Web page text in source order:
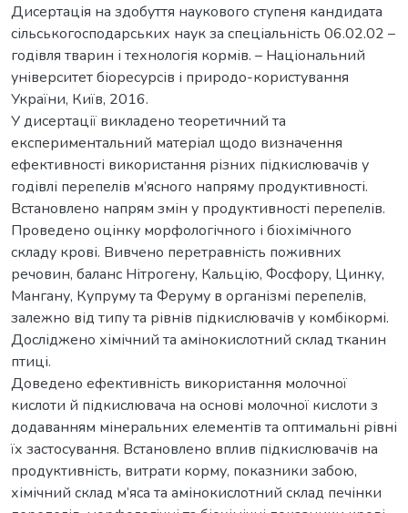
Дисертація на здобуття наукового ступеня кандидата
сільськогосподарських наук за спеціальність 06.02.02 –
годівля тварин і технологія кормів. – Національний
університет біоресурсів і природо-користування
України, Київ, 2016.
У дисертації викладено теоретичний та
експериментальний матеріал щодо визначення
ефективності використання різних підкислювачів у
годівлі перепелів м’ясного напряму продуктивності.
Встановлено напрям змін у продуктивності перепелів.
Проведено оцінку морфологічного і біохімічного
складу крові. Вивчено перетравність поживних
речовин, баланс Нітрогену, Кальцію, Фосфору, Цинку,
Мангану, Купруму та Феруму в організмі перепелів,
залежно від типу та рівнів підкислювачів у комбікормі.
Досліджено хімічний та амінокислотний склад тканин
птиці.
Доведено ефективність використання молочної
кислоти й підкислювача на основі молочної кислоти з
додаванням мінеральних елементів та оптимальні рівні
їх застосування. Встановлено вплив підкислювачів на
продуктивність, витрати корму, показники забою,
хімічний склад м’яса та амінокислотний склад печінки